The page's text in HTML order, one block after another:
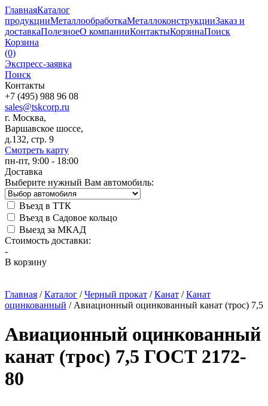
ГлавнаяКаталог
продукцииМеталлообработкаМеталлоконструкцииЗаказ и
доставкаПолезноеО компанииКонтактыКорзинаПоиск
Корзина
(0)
Экспресс-заявка
Поиск
Контакты
+7 (495) 988 96 08
sales@tskcorp.ru
г. Москва,
Варшавское шоссе,
д.132, стр. 9
Смотреть карту
пн-пт, 9:00 - 18:00
Доставка
Выберите нужный Вам автомобиль:
Въезд в ТТК
Въезд в Садовое кольцо
Выезд за МКАД
Стоимость доставки:
-
В корзину
Главная /Каталог /Черный прокат /Канат /Канат
оцинкованный / Авиационный оцинкованный канат (трос) 7,5
Авиационный оцинкованный
канат (трос) 7,5 ГОСТ 2172-
80